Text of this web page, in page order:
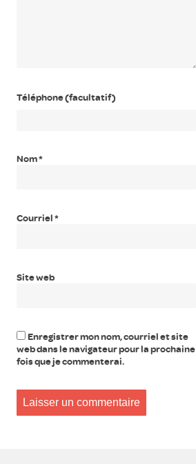
Téléphone (facultatif)
Nom*
Courriel *
Site web
Enregistrer mon nom, courriel et site
web dans le navigateur pour la prochaine
fois que je commenterai.